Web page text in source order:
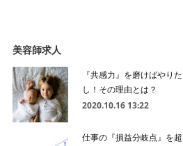
美容師求人
『共感力』を磨けばやり
し！その理由とは？
2020.10.16 13:22
仕事の『損益分岐点』を